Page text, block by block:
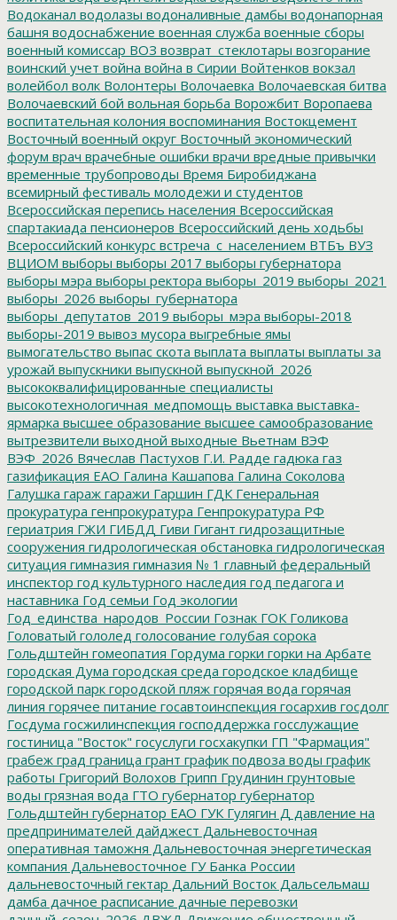
Водоканал водолазы водоналивные дамбы водонапорная
башня водоснабжение военная служба военные сборы
военный комиссар ВОЗ возврат_стеклотары возгорание
воинский учет война война в Сирии Войтенков вокзал
волейбол волк Волонтеры Волочаевка Волочаевская битва
Волочаевский бой вольная борьба Ворожбит Воропаева
воспитательная колония воспоминания Востокцемент
Восточный военный округ Восточный экономический
форум врач врачебные ошибки врачи вредные привычки
временные трубопроводы Время Биробиджана
всемирный фестиваль молодежи и студентов
Всероссийская перепись населения Всероссийская
спартакиада пенсионеров Всероссийский день ходьбы
Всероссийский конкурс встреча_с_населением ВТБъ ВУЗ
ВЦИОМ выборы выборы 2017 выборы губернатора
выборы мэра выборы ректора выборы_2019 выборы_2021
выборы_2026 выборы_губернатора
выборы_депутатов_2019 выборы_мэра выборы-2018
выборы-2019 вывоз мусора выгребные ямы
вымогательство выпас скота выплата выплаты выплаты за
урожай выпускники выпускной выпускной_2026
высококвалифицированные специалисты
высокотехнологичная_медпомощь выставка выставка-
ярмарка высшее образование высшее самообразование
вытрезвители выходной выходные Вьетнам ВЭФ
ВЭФ_2026 Вячеслав Пастухов Г.И. Радде гадюка газ
газификация ЕАО Галина Кашапова Галина Соколова
Галушка гараж гаражи Гаршин ГДК Генеральная
прокуратура генпрокуратура Генпрокуратура РФ
гериатрия ГЖИ ГИБДД Гиви Гигант гидрозащитные
сооружения гидрологическая обстановка гидрологическая
ситуация гимназия гимназия № 1 главный федеральный
инспектор год культурного наследия год педагога и
наставника Год семьи Год экологии
Год_единства_народов_России Гознак ГОК Голикова
Головатый гололед голосование голубая сорока
Гольдштейн гомеопатия Гордума горки горки на Арбате
городская Дума городская среда городское кладбище
городской парк городской пляж горячая вода горячая
линия горячее питание госавтоинспекция госархив госдолг
Госдума госжилинспекция господдержка госслужащие
гостиница "Восток" госуслуги госхакупки ГП "Фармация"
грабеж град граница грант график подвоза воды график
работы Григорий Волохов Грипп Грудинин грунтовые
воды грязная вода ГТО губернатор губернатор
Гольдштейн губернатор ЕАО ГУК Гулягин Д давление на
предпринимателей дайджест Дальневосточная
оперативная таможня Дальневосточная энергетическая
компания Дальневосточное ГУ Банка России
дальневосточный гектар Дальний Восток Дальсельмаш
дамба дачное расписание дачные перевозки